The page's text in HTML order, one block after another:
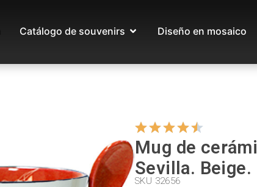
Catálogo de souvenirs Diseño en mosaico
Mug de
Sevilla. Beige.
SKU 32656